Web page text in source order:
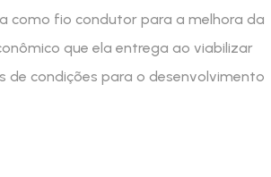
como fio condutor para a melhora da
que ela entrega ao viabilizar
de condições para o desenvolvimento